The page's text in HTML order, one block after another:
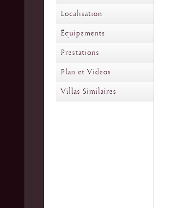
Localisation
Équipements
Prestations
Plan et Videos
Villas Similaires